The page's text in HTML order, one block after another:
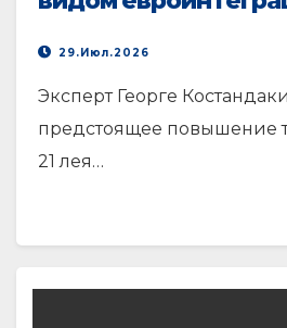
29.Июл.2026
Эксперт Георге
предстоящее повышение
21 лея…